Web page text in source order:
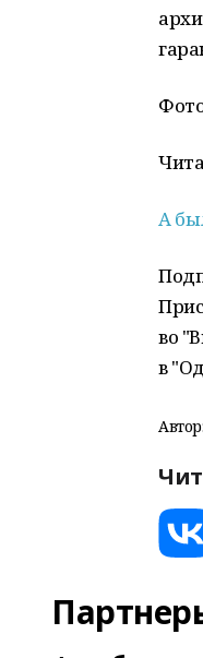
А
во
в
Автор: